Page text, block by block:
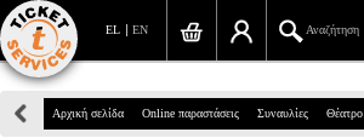
EN
EL Αναζήτηση
Πανεπιστημίου 39, Αθήνα
Αρχική σελίδα Online παραστάσεις Συναυλίες Θέατρο